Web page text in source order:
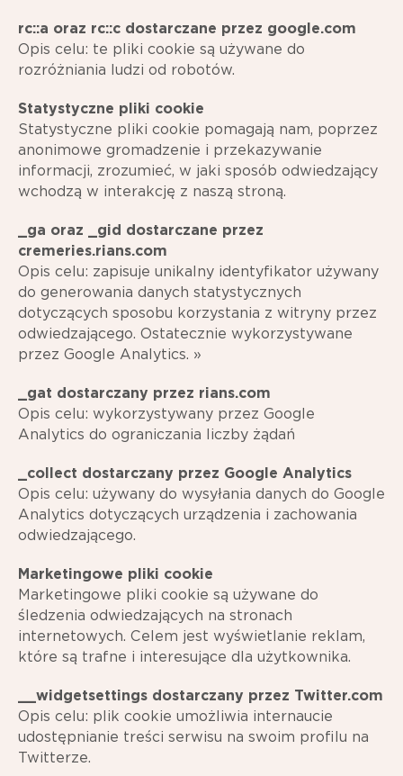
rc::a oraz rc::c dostarczane przez google.com
Opis celu: te pliki cookie są używane do
rozróżniania ludzi od robotów.
Statystyczne pliki cookie
Statystyczne pliki cookie pomagają nam, poprzez
anonimowe gromadzenie i przekazywanie
informacji, zrozumieć, w jaki sposób odwiedzający
wchodzą w interakcję z naszą stroną.
_ga oraz _gid dostarczane przez
cremeries.rians.com
Opis celu: zapisuje unikalny identyfikator używany
do generowania danych statystycznych
dotyczących sposobu korzystania z witryny przez
odwiedzającego. Ostatecznie wykorzystywane
przez Google Analytics. »
_gat dostarczany przez rians.com
Opis celu: wykorzystywany przez Google
Analytics do ograniczania liczby żądań
_collect dostarczany przez Google Analytics
Opis celu: używany do wysyłania danych do Google
Analytics dotyczących urządzenia i zachowania
odwiedzającego.
Marketingowe pliki cookie
Marketingowe pliki cookie są używane do
śledzenia odwiedzających na stronach
internetowych. Celem jest wyświetlanie reklam,
które są trafne i interesujące dla użytkownika.
__widgetsettings dostarczany przez Twitter.com
Opis celu: plik cookie umożliwia internaucie
udostępnianie treści serwisu na swoim profilu na
Twitterze.